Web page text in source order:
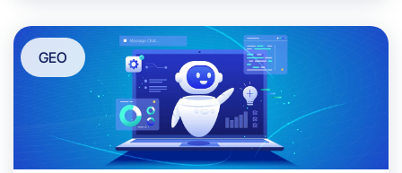
sémantiques et mesurer votre performance
AEO.
GEO